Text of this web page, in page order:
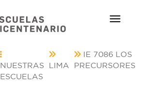
NUESTRAS
ESCUELAS
LIMA
IE 7086 LOS
PRECURSORES